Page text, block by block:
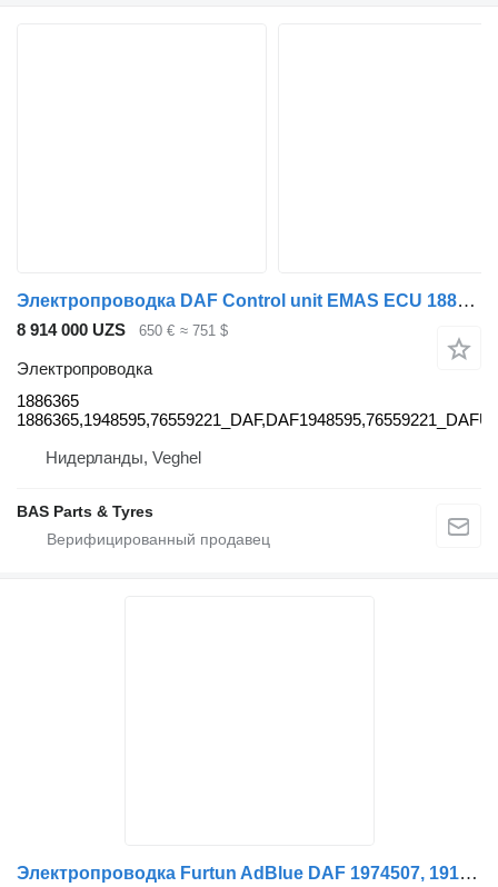
Электропроводка DAF Control unit EMAS ECU 1886365 для грузовика DAF
8 914 000 UZS 650 € ≈ 751 $
Электропроводка
1886365
Нидерланды, Veghel
BAS Parts & Tyres
Электропроводка Furtun AdBlue DAF 1974507, 1913532, 2039138 для грузовика